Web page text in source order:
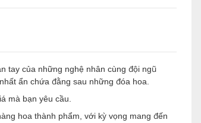
tay của những nghệ nhân cùng đội ngũ
ẩn chứa đằng sau những đóa hoa.
mà bạn yêu cầu.
hoa thành phẩm, với kỳ vọng mang đến